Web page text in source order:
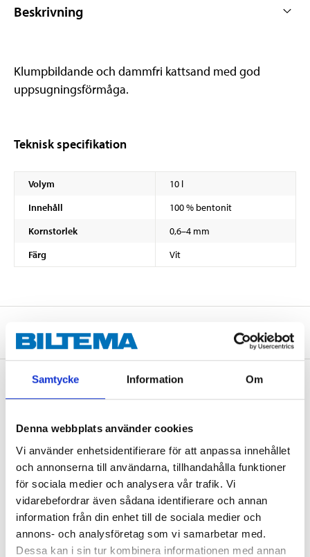
Samtycke Information Om
Denna webbplats använder cookies
Vi använder enhetsidentifierare för att anpassa innehållet
och annonserna till användarna, tillhandahålla funktioner
för sociala medier och analysera vår trafik. Vi
vidarebefordrar även sådana identifierare och annan
information från din enhet till de sociala medier och
annons- och analysföretag som vi samarbetar med.
Dessa kan i sin tur kombinera informationen med annan
Beskrivning
Klumpbildande och dammfri kattsand med god
uppsugningsförmåga.
Teknisk specifikation
Volym
10 l
Innehåll
100 % bentonit
Kornstorlek
0,6–4 mm
Färg
Vit
Om tillverkaren
Köp & Hämta i ditt varuhus inom 2 timmar! För mer information om
tjänsten och våra villkor.
LÄS MER
Andra kunder köpte också